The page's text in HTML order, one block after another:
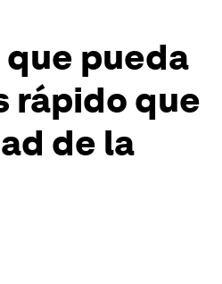
que pueda
rápido que
de la